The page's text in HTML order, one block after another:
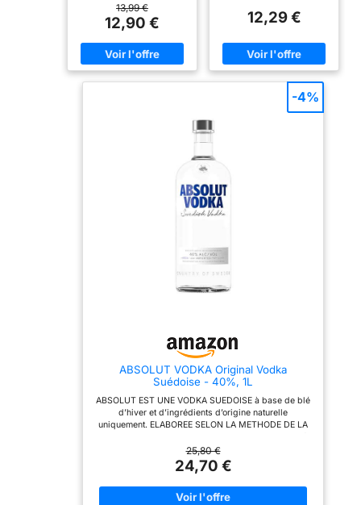
13,99 €
12,90 €
charbon de bois pour
et pure au goût onctueux
et lisse. Verser 4cl
d'Eristoff Original et
12,29 €
ABSOLUT VODKA Original Vodka
Suédoise - 40%, 1L
ABSOLUT EST UNE VODKA SUEDOISE à base de blé
d’hiver et d’ingrédients d’origine naturelle
uniquement. ELABOREE SELON LA METHODE DE LA
plus d’une centaine de fois, ce qui lui permet
d’atteindre ce niveau de pureté. LA VODKA ABSOLUT
EST ELABOREE DEPUIS PLUS DE 140 ANS DANS LA
VILLE D’AHUS, grâce au savoir-faire d’agriculteurs et
de distillateurs locaux. Engagés depuis des
25,80 €
24,70 €
-4%